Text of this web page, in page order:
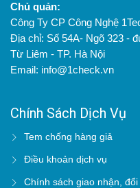
Chủ quản:
Công Ty CP Công Nghệ
Địa chỉ: Số 54A- Ngõ 323 -
Từ Liêm - TP. Hà Nội
Email: info@1check.vn
Chính Sách Dịch Vụ
Tem chống hàng giả
Điều khoản dịch vụ
Chính sách giao nhận, đổi